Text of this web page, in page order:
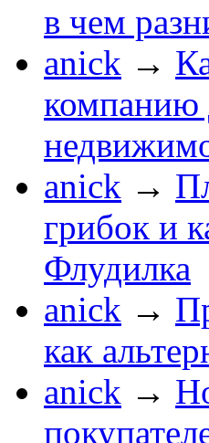
в чем
anick →
компанию
anick →
грибок и
Флудилка
anick →
как
anick →